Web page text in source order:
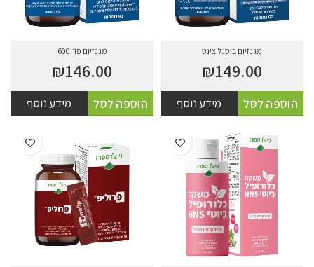
מגנזיום ביסגליצינט
₪149.00
הוספה לסל מידע נוסף
מגנזיום פרו600
₪146.00
הוספה לסל מידע נוסף